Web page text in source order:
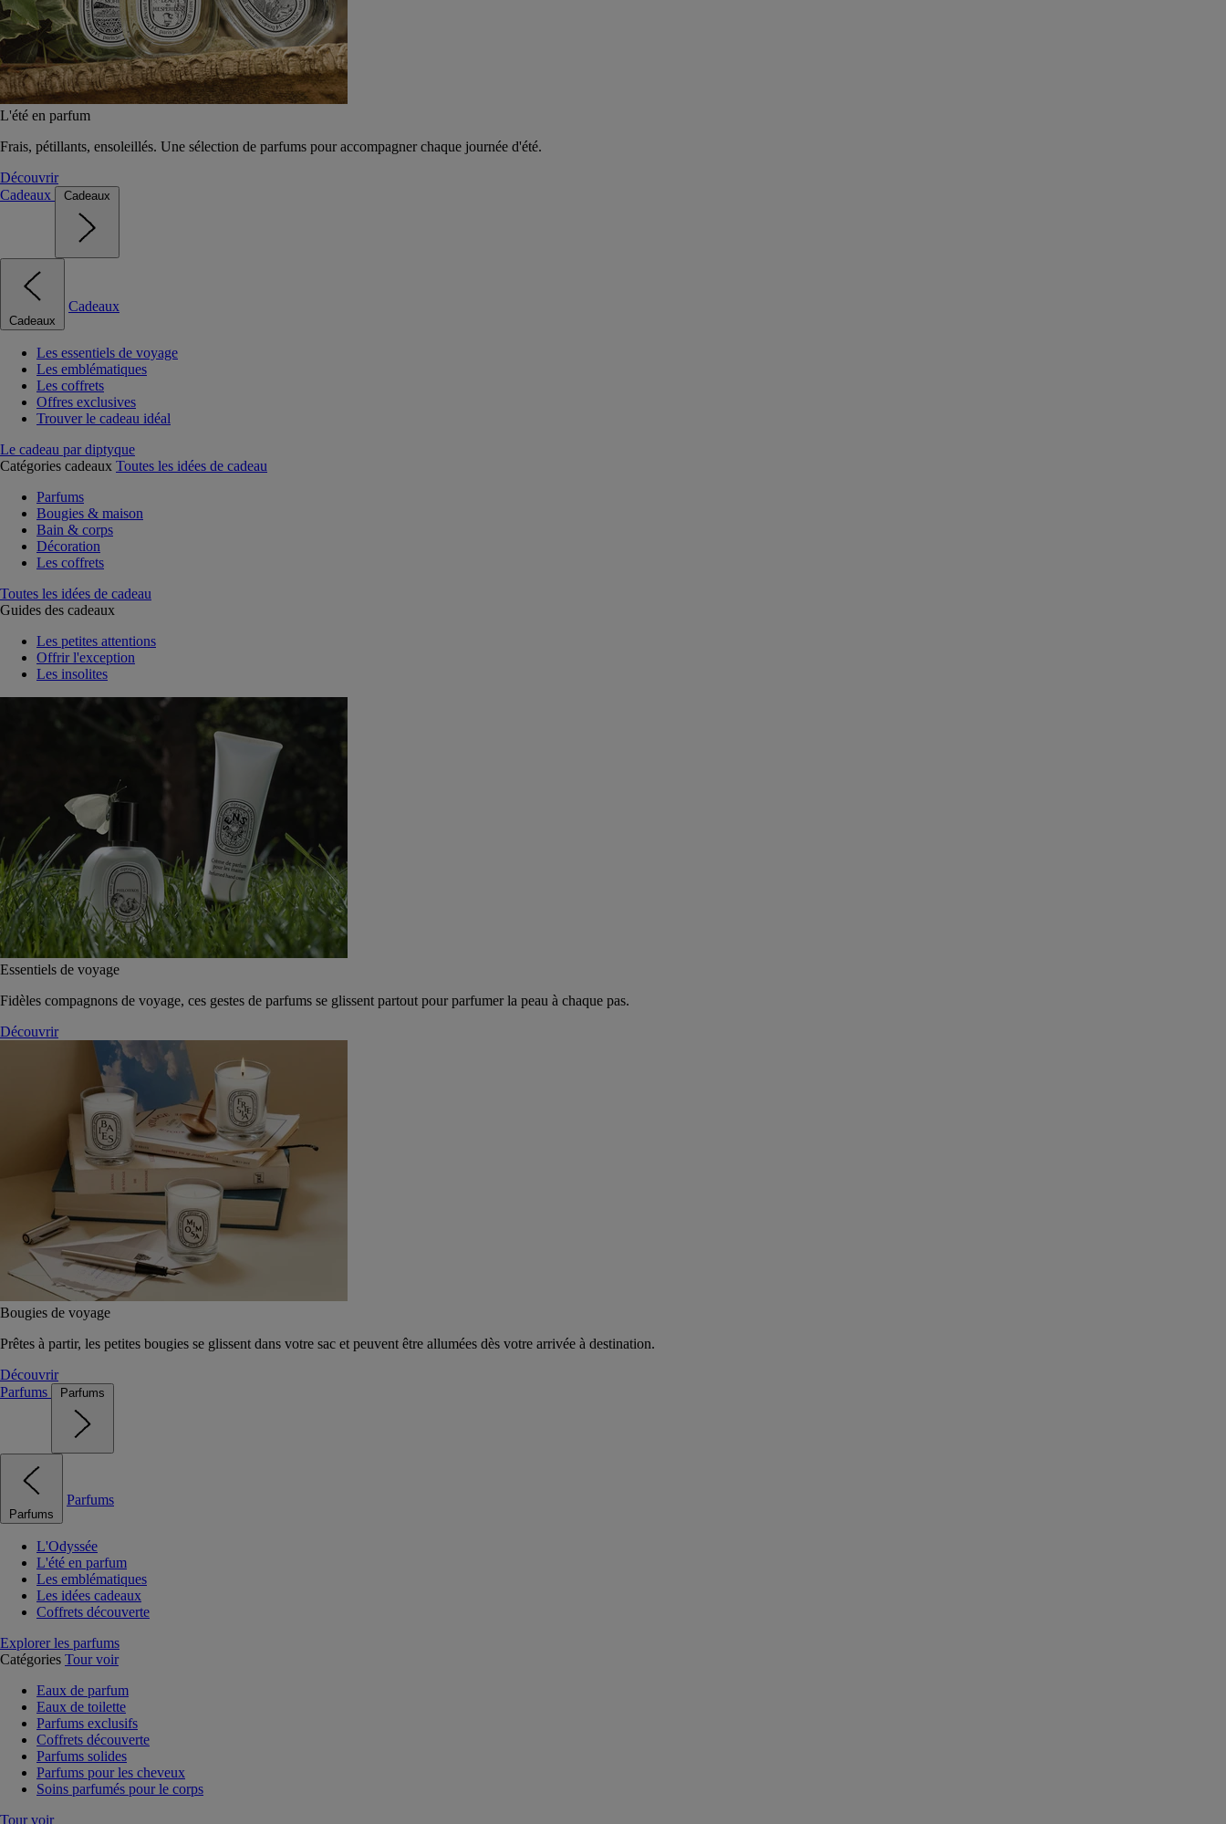
L'été en parfum
Frais, pétillants, ensoleillés. Une sélection de parfums pour accompagner chaque journée d'été.
Découvrir
Cadeaux
Cadeaux
Cadeaux
Cadeaux
Les essentiels de voyage
Les emblématiques
Les coffrets
Offres exclusives
Trouver le cadeau idéal
Le cadeau par diptyque
Catégories cadeaux Toutes les idées de cadeau
Parfums
Bougies & maison
Bain & corps
Décoration
Les coffrets
Toutes les idées de cadeau
Guides des cadeaux
Les petites attentions
Offrir l'exception
Les insolites
Essentiels de voyage
Fidèles compagnons de voyage, ces gestes de parfums se glissent partout pour parfumer la peau à chaque pas.
Découvrir
Bougies de voyage
Prêtes à partir, les petites bougies se glissent dans votre sac et peuvent être allumées dès votre arrivée à destination.
Découvrir
Parfums
Parfums
Parfums
Parfums
L'Odyssée
L'été en parfum
Les emblématiques
Les idées cadeaux
Coffrets découverte
Explorer les parfums
Catégories Tour voir
Eaux de parfum
Eaux de toilette
Parfums exclusifs
Coffrets découverte
Parfums solides
Parfums pour les cheveux
Soins parfumés pour le corps
Tour voir